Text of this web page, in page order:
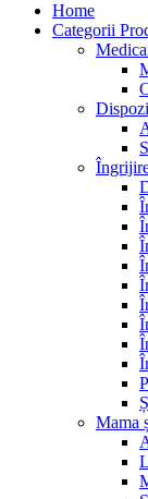
Home
Categorii
Mama